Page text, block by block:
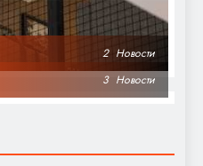
2 Новости
3 Новости